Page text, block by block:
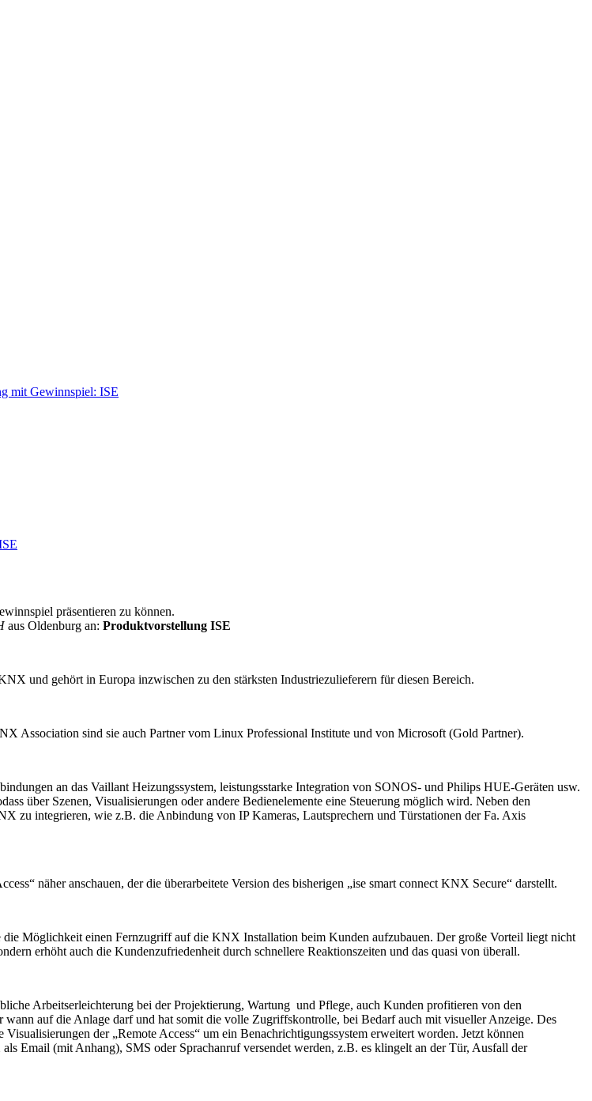
mit Gewinnspiel: ISE
präsentieren zu können.
aus Oldenburg an: Produktvorstellung ISE
und gehört in Europa inzwischen zu den stärksten Industriezulieferern für diesen Bereich.
Association sind sie auch Partner vom Linux Professional Institute und von Microsoft (Gold Partner).
an das Vaillant Heizungssystem, leistungsstarke Integration von SONOS- und Philips HUE-Geräten usw.
über Szenen, Visualisierungen oder andere Bedienelemente eine Steuerung möglich wird. Neben den
zu integrieren, wie z.B. die Anbindung von IP Kameras, Lautsprechern und Türstationen der Fa. Axis
näher anschauen, der die überarbeitete Version des bisherigen „ise smart connect KNX Secure“ darstellt.
Möglichkeit einen Fernzugriff auf die KNX Installation beim Kunden aufzubauen. Der große Vorteil liegt nicht
erhöht auch die Kundenzufriedenheit durch schnellere Reaktionszeiten und das quasi von überall.
Arbeitserleichterung bei der Projektierung, Wartung und Pflege, auch Kunden profitieren von den
auf die Anlage darf und hat somit die volle Zugriffskontrolle, bei Bedarf auch mit visueller Anzeige. Des
der „Remote Access“ um ein Benachrichtigungssystem erweitert worden. Jetzt können
Email (mit Anhang), SMS oder Sprachanruf versendet werden, z.B. es klingelt an der Tür, Ausfall der